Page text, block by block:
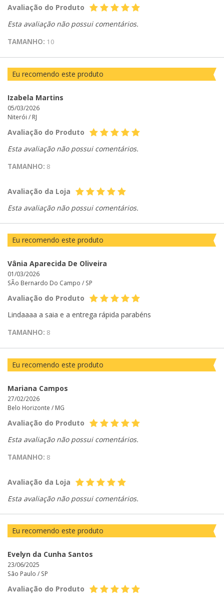
Avaliação do Produto
Esta avaliação não possui comentários.
TAMANHO: 10
Eu recomendo este produto
Izabela Martins
05/03/2026
Niterói / RJ
Avaliação do Produto
Esta avaliação não possui comentários.
TAMANHO: 8
Avaliação da Loja
Esta avaliação não possui comentários.
Eu recomendo este produto
Vânia Aparecida De Oliveira
01/03/2026
SÃo Bernardo Do Campo / SP
Avaliação do Produto
Lindaaaa a saia e a entrega rápida parabéns
TAMANHO: 8
Eu recomendo este produto
Mariana Campos
27/02/2026
Belo Horizonte / MG
Avaliação do Produto
Esta avaliação não possui comentários.
TAMANHO: 8
Avaliação da Loja
Esta avaliação não possui comentários.
Eu recomendo este produto
Evelyn da Cunha Santos
23/06/2025
São Paulo / SP
Avaliação do Produto